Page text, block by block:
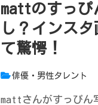
mattのすっぴ
し？インス
て驚愕！
俳優・男性タレント
mattさんがすっぴん